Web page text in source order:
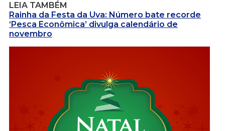
LEIA TAMBÉM
Rainha da Festa da Uva: Número bate recorde
‘Pesca Econômica’ divulga calendário de
novembro